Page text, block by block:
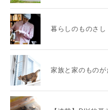
暮らしのものさし
家族と家のものが